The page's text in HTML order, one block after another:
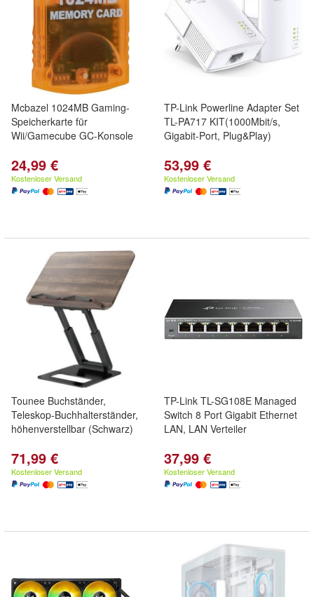
Mcbazel 1024MB Gaming-
Speicherkarte für
Wii/Gamecube GC-Konsole
24,99 €
Kostenloser Versand
TP-Link Powerline Adapter Set
TL-PA717 KIT(1000Mbit/s,
Gigabit-Port, Plug&Play)
53,99 €
Kostenloser Versand
Tounee Buchständer,
Teleskop-Buchhalterständer,
höhenverstellbar (Schwarz)
71,99 €
Kostenloser Versand
TP-Link TL-SG108E Managed
Switch 8 Port Gigabit Ethernet
LAN, LAN Verteiler
37,99 €
Kostenloser Versand